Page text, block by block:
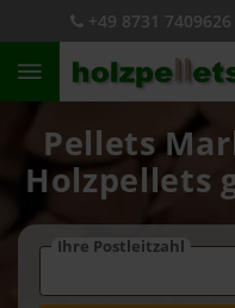
+49 8731 7409626
Pellets
Holzpellets
Ihre Postleitzahl